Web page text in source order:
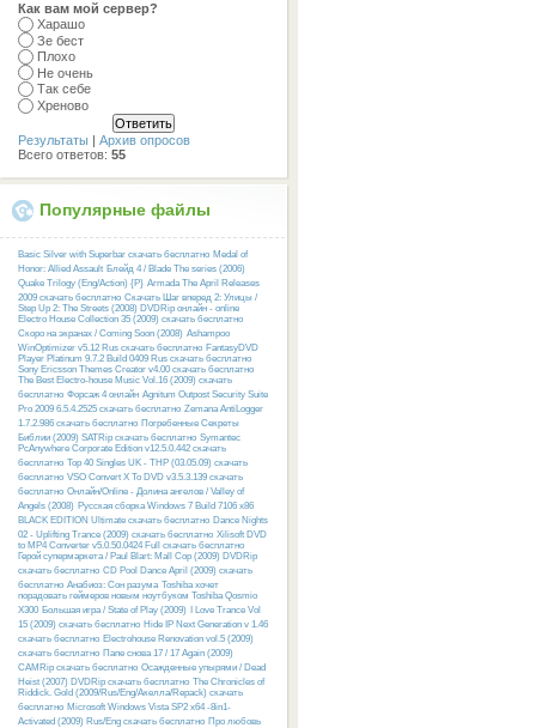
Как вам мой сервер?
Харашо
Зе бест
Плохо
Не очень
Так себе
Хреново
Результаты | Архив опросов
Всего ответов: 55
Популярные файлы
Basic Silver with Superbar скачать бесплатно Medal of
Honor: Allied Assault Блейд 4 / Blade The series (2006)
Quake Trilogy (Eng/Action) {P} Armada The April Releases
2009 скачать бесплатно Скачать Шаг вперед 2: Улицы /
Step Up 2: The Streets (2008) DVDRip онлайн - online
Electro House Collection 35 (2009) скачать бесплатно
Скоро на экранах / Coming Soon (2008) Ashampoo
WinOptimizer v5.12 Rus скачать бесплатно FantasyDVD
Player Platinum 9.7.2 Build 0409 Rus скачать бесплатно
Sony Ericsson Themes Creator v4.00 скачать бесплатно
The Best Electro-house Music Vol.16 (2009) скачать
бесплатно Форсаж 4 онлайн Agnitum Outpost Security Suite
Pro 2009 6.5.4.2525 скачать бесплатно Zemana AntiLogger
1.7.2.986 скачать бесплатно Погребенные Секреты
Библии (2009) SATRip скачать бесплатно Symantec
PcAnywhere Corporate Edition v12.5.0.442 скачать
бесплатно Top 40 Singles UK - THP (03.05.09) скачать
бесплатно VSO Convert X To DVD v3.5.3.139 скачать
бесплатно Онлайн/Online - Долина ангелов / Valley of
Angels (2008) Русcкая сборка Windows 7 Build 7106 x86
BLACK EDITION Ultimate скачать бесплатно Dance Nights
02 - Uplifting Trance (2009) скачать бесплатно Xilisoft DVD
to MP4 Converter v5.0.50.0424 Full скачать бесплатно
Герой супермаркета / Paul Blart: Mall Cop (2009) DVDRip
скачать бесплатно CD Pool Dance April (2009) скачать
бесплатно Анабиоз: Сон разума Toshiba хочет
порадовать геймеров новым ноутбуком Toshiba Qosmio
X300 Большая игра / State of Play (2009) I Love Trance Vol
15 (2009) скачать бесплатно Hide IP Next Generation v 1.46
скачать бесплатно Electrohouse Renovation vol.5 (2009)
скачать бесплатно Папе снова 17 / 17 Again (2009)
CAMRip скачать бесплатно Осажденные упырями / Dead
Heist (2007) DVDRip скачать бесплатно The Chronicles of
Riddick. Gold (2009/Rus/Eng/Акелла/Repack) скачать
бесплатно Microsoft Windows Vista SP2 x64 -8in1-
Activated (2009) Rus/Eng скачать бесплатно Про любовь